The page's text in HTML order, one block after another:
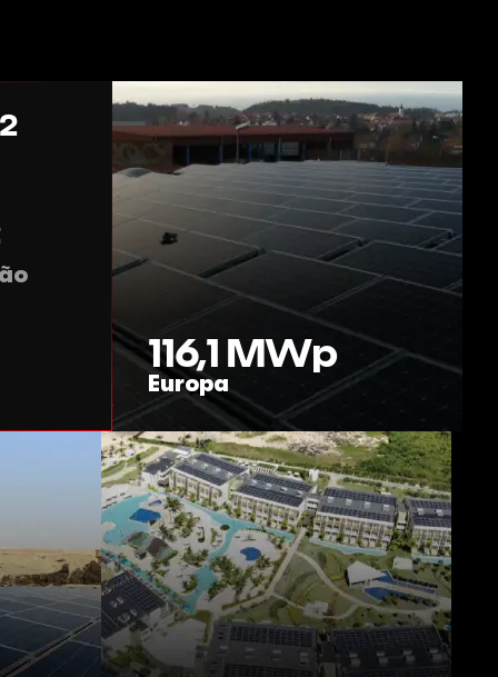
2
116,1 MWp
Europa